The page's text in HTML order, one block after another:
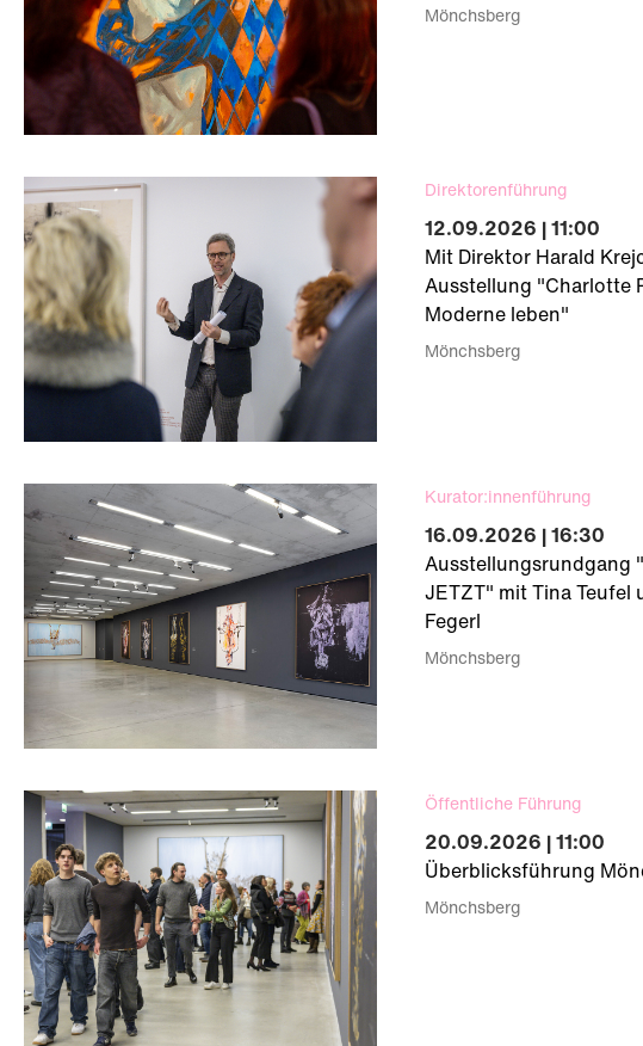
Mönchsberg
Direktorenführung
12.09.2026 | 11:00
Mit Direktor Harald
Ausstellung "Charlotte
Moderne leben"
Mönchsberg
Kurator:innenführung
16.09.2026 | 16:30
Ausstellungsrundgang
JETZT" mit Tina Teufel
Fegerl
Mönchsberg
Öffentliche Führung
20.09.2026 | 11:00
Überblicksführung
Mönchsberg